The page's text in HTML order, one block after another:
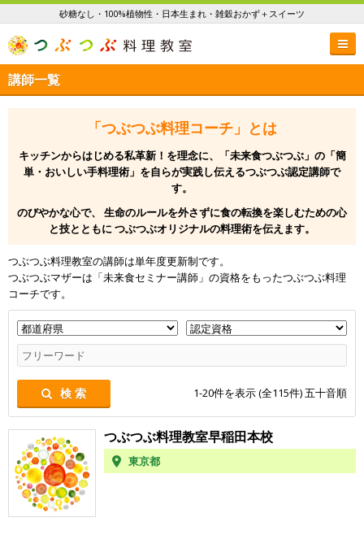
砂糖なし・100%植物性・日本生まれ・雑穀おかず＋スイーツ
講師一覧
「つぶつぶ料理コーチ」とは
キッチンからはじめる私革新！を理念に、「未来食つぶつぶ」の「簡
単・おいしい手料理術」を自らが実践し伝えるつぶつぶ認定講師で
す。
のびやかな心で、
生命のルールを外さずに食の転換を楽しむための心
と技とともにつぶつぶオリジナルの料理術を伝えます。
つぶつぶ料理教室の講師は単年度更新制です。
つぶつぶマザーは「未来食セミナー講師」の資格をもったつぶつぶ料理
コーチです。
検 索 1-20件を表示 (全115件) 五十音順
つぶつぶ料理教室早稲田本校
東京都